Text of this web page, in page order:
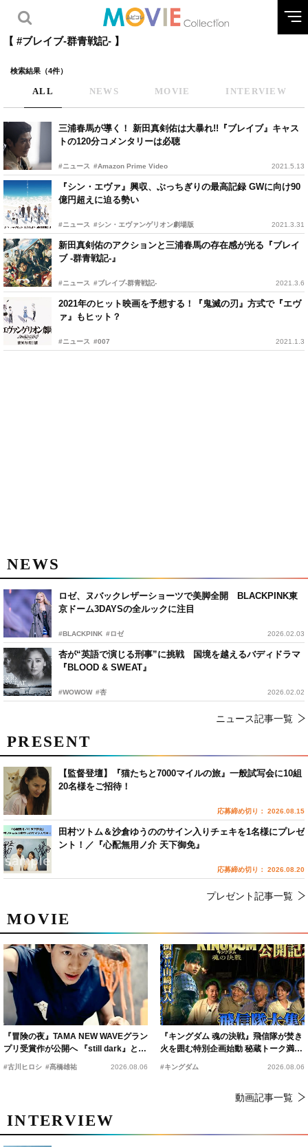
【 #ブレイブ-群青戦記- 】
検索結果（4件）
ALL NEWS MOVIE INTERVIEW
三浦春馬が導く！ 新田真剣佑は大暴れ!!『ブレイブ』キャス
トの120分コメンタリーは必聴
#ニュース #Amazon Prime Video 2021.5.13
『シン・エヴァ』興収、ぶっちぎりの最高記録 GWに向け90
億円超えに迫る勢い
#ニュース #シン・エヴァンゲリオン劇場版 2021.3.31
新田真剣佑のアクションと三浦春馬の存在感が光る『ブレイ
ブ -群青戦記-』
#ニュース #ブレイブ-群青戦記- 2021.3.6
2021年のヒット映画を予想する！『鬼滅の刃』方式で『エヴ
ァ』もヒット？
#ニュース #007 2021.1.3
NEWS
ロゼ、ヌバックレザーショーツで美脚全開 BLACKPINK東
京ドーム3DAYSの全ルックに注目
#BLACKPINK #ロゼ 2026.02.03
杏が“英語で演じる刑事”に挑戦 国境を越えるバディドラマ
『BLOOD & SWEAT』
#WOWOW #杏 2026.02.02
ニュース記事一覧
MOVIE
『冒険の夜』TAMA NEW WAVEグラン
プリ受賞作が公開へ 『still dark』と同
時上映決定
#古川ヒロシ #髙橋雄祐 2026.08.06
『キングダム 魂の決戦』飛信隊が焚き
火を囲む特別企画始動 秘蔵トーク満載
の“キングダムキャンプ”開催
#キングダム 2026.08.06
動画記事一覧
INTERVIEW
PRESENT
【監督登壇】『猫たちと7000マイルの旅』一般試写会に10組
20名様をご招待！
応募締め切り： 2026.08.15
田村ツトム＆沙倉ゆうののサイン入りチェキを1名様にプレゼ
ント！／『心配無用ノ介 天下御免』
応募締め切り： 2026.08.20
プレゼント記事一覧